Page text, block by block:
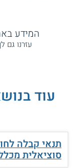
המידע באתר
עזרנו גם
עוד
תנאי קבלה
סוציאלית